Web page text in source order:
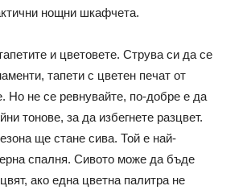
нощни шкафчета.
и цветовете. Струва си да се
тапети с цветен печат от
Но не се ревнувайте, по-добре е да
тонове, за да избегнете разцвет.
ще стане сива. Той е най-
спалня. Сивото може да бъде
ако една цветна палитра не